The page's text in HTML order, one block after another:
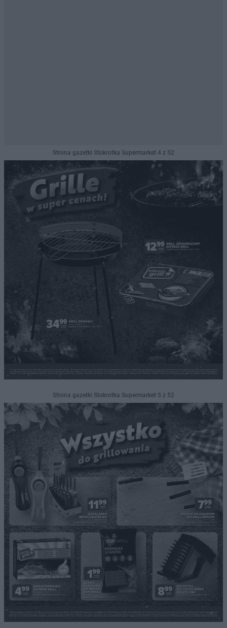
Strona gazetki Stokrotka Supermarket 4 z 52
Strona gazetki Stokrotka Supermarket 5 z 52